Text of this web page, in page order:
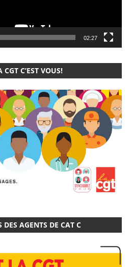
02:27
C’EST VOUS!
DES AGENTS DE CAT C